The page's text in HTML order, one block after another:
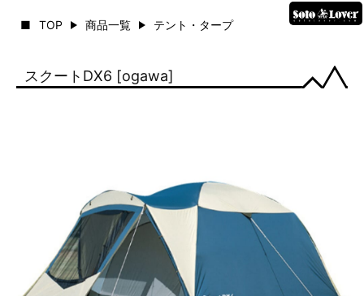
TOP 商品一覧 テント・タープ
スクートDX6 [ogawa]